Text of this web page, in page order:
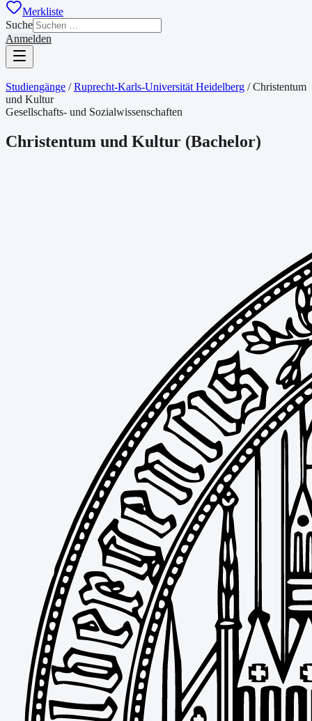
Merkliste
Suche
Anmelden
Studiengänge / Ruprecht-Karls-Universität Heidelberg /Christentum
und Kultur
Gesellschafts- und Sozialwissenschaften
Christentum und Kultur (Bachelor)